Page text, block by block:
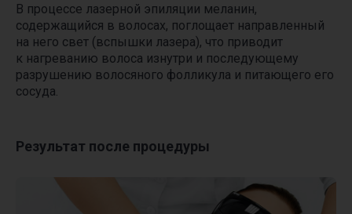
В процессе лазерной эпиляции меланин,
содержащийся в волосах, поглощает направленный
на него свет (вспышки лазера), что приводит
к нагреванию волоса изнутри и последующему
разрушению волосяного фолликула и питающего его
сосуда.
Результат после процедуры